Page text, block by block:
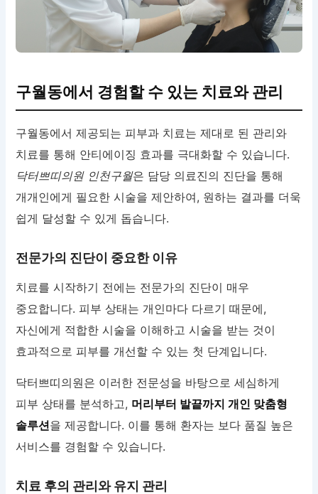
구월동에서 경험할 수 있는 치료와 관리
구월동에서 제공되는 피부과 치료는 제대로 된 관리와
치료를 통해 안티에이징 효과를 극대화할 수 있습니다.
닥터쁘띠의원 인천구월은 담당 의료진의 진단을 통해
개개인에게 필요한 시술을 제안하여, 원하는 결과를 더욱
쉽게 달성할 수 있게 돕습니다.
전문가의 진단이 중요한 이유
치료를 시작하기 전에는 전문가의 진단이 매우
중요합니다. 피부 상태는 개인마다 다르기 때문에,
자신에게 적합한 시술을 이해하고 시술을 받는 것이
효과적으로 피부를 개선할 수 있는 첫 단계입니다.
닥터쁘띠의원은 이러한 전문성을 바탕으로 세심하게
피부 상태를 분석하고, 머리부터 발끝까지 개인 맞춤형
솔루션을 제공합니다. 이를 통해 환자는 보다 품질 높은
서비스를 경험할 수 있습니다.
치료 후의 관리와 유지 관리